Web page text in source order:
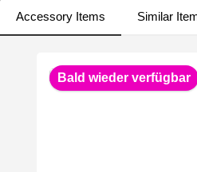
Accessory Items Similar
Bald wieder verfügbar